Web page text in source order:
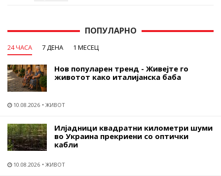
ПОПУЛАРНО
24 ЧАСА 7 ДЕНА 1 МЕСЕЦ
Нов популарен тренд - Живејте го
животот како италијанска баба
10.08.2026 ЖИВОТ
Илјадници квадратни километри шуми
во Украина прекриени со оптички
кабли
10.08.2026 ЖИВОТ